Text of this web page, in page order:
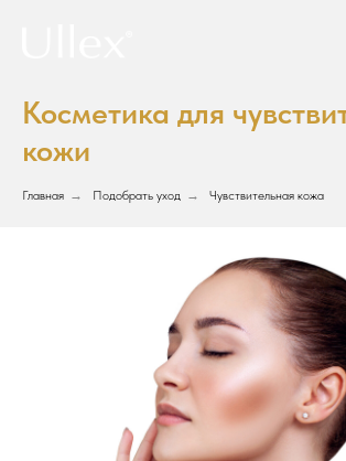
Косметика для
кожи
Главная → Подобрать уход → Чувствительная кожа